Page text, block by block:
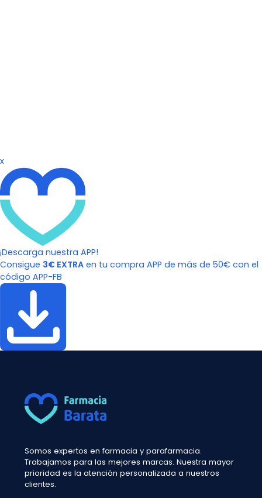
x
¡Descarga nuestra APP!
Consigue 3€ EXTRA en tu compra APP de más de 50€ con el
código APP-FB
Somos expertos en farmacia y parafarmacia.
Trabajamos para las mejores marcas. Nuestra mayor
prioridad es la atención personalizada a nuestros
clientes.